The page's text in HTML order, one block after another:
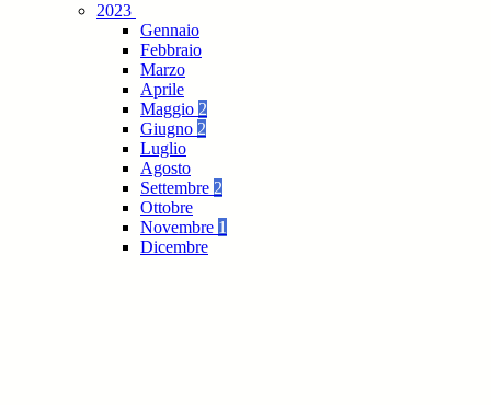
2023
Gennaio
Febbraio
Marzo
Aprile
Maggio 2
Giugno 2
Luglio
Agosto
Settembre 2
Ottobre
Novembre 1
Dicembre